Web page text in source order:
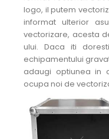
logo, il putem
informat ulterior
vectorizare, acesta
ului. Daca iti
echipamentului
adaugi optiunea in
ocupa noi de